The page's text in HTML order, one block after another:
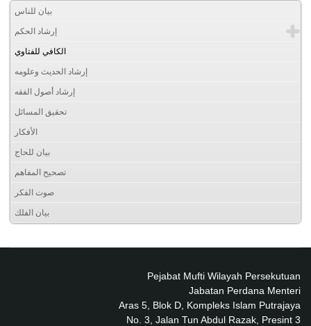
بيان للناس
إرشاد الحكم
الكافي للفتاوي
إرشاد الحديث وعلومه
إرشاد أصول الفقه
تحقيق المسائل
الأفكار
بيان للحاج
تصحيح المفاهم
صوت الفكر
بيان الفلك
Pejabat Mufti Wilayah Persekutuan
Jabatan Perdana Menteri
Aras 5, Blok D, Kompleks Islam Putrajaya
No. 3, Jalan Tun Abdul Razak, Presint 3